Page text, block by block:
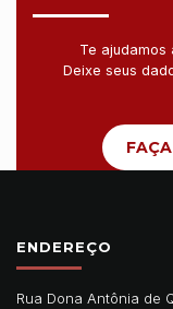
Te
Deixe seus
ENDEREÇO
Rua Dona Antônia de